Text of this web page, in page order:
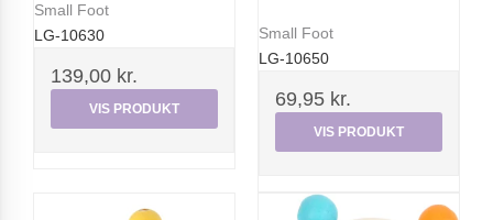
Small Foot
LG-10630
139,00 kr.
VIS PRODUKT
Small Foot
LG-10650
69,95 kr.
VIS PRODUKT